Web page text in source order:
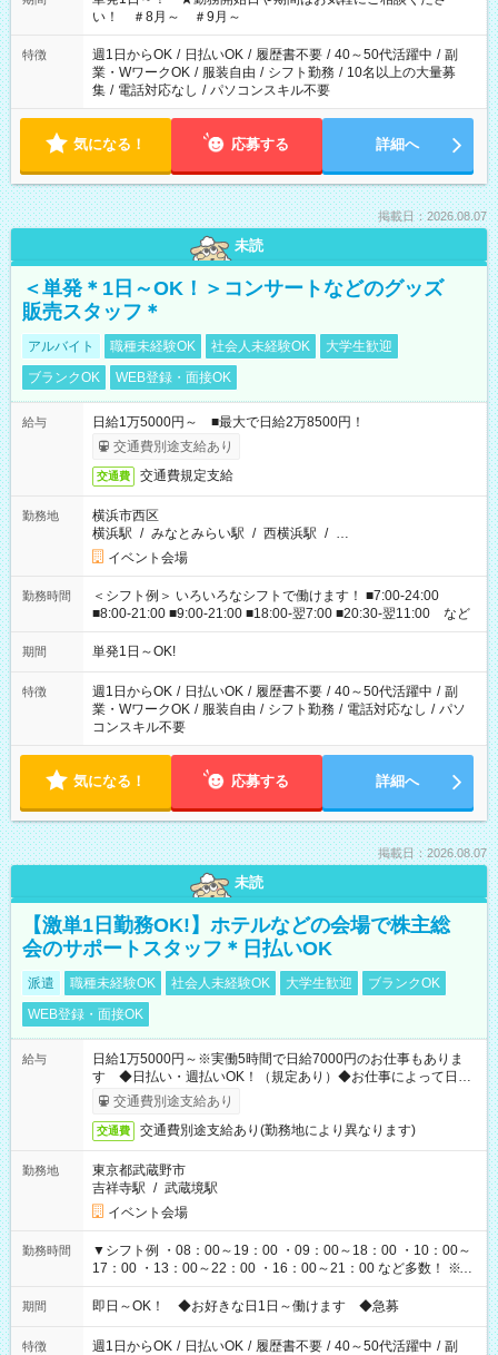
い！ ＃8月～ ＃9月～
特徴 週1日からOK / 日払いOK / 履歴書不要 / 40～50代活躍中 / 副
業・WワークOK / 服装自由 / シフト勤務 / 10名以上の大量募
集 / 電話対応なし / パソコンスキル不要
気になる！ 応募する 詳細へ
掲載日：2026.08.07
未読
＜単発＊1日～OK！＞コンサートなどのグッズ
販売スタッフ＊
アルバイト 職種未経験OK 社会人未経験OK
大学生歓迎
ブランクOK
WEB登録・面接OK
給与
日給1万5000円～ ■最大で日給2万8500円！
交通費別途支給あり
交通費 交通費規定支給
勤務地
横浜市西区
横浜駅 / みなとみらい駅 / 西横浜駅 / …
イベント会場
勤務時間
＜シフト例＞ いろいろなシフトで働けます！ ■7:00-24:00
■8:00-21:00 ■9:00-21:00 ■18:00-翌7:00 ■20:30-翌11:00 など
期間 単発1日～OK!
特徴 週1日からOK / 日払いOK / 履歴書不要 / 40～50代活躍中 / 副
業・WワークOK / 服装自由 / シフト勤務 / 電話対応なし / パソ
コンスキル不要
気になる！ 応募する 詳細へ
掲載日：2026.08.07
未読
【激単1日勤務OK!】ホテルなどの会場で株主総
会のサポートスタッフ＊日払いOK
派遣 職種未経験OK 社会人未経験OK 大学生歓迎
ブランクOK
WEB登録・面接OK
給与
日給1万5000円～※実働5時間で日給7000円のお仕事もありま
す ◆日払い・週払いOK！（規定あり）◆お仕事によって日給
も異なります
交通費別途支給あり
交通費 交通費別途支給あり(勤務地により異なります)
勤務地
東京都武蔵野市
吉祥寺駅 / 武蔵境駅
イベント会場
勤務時間
▼シフト例 ・08：00～19：00 ・09：00～18：00 ・10：00～
17：00 ・13：00～22：00 ・16：00～21：00 など多数！ ※お
仕事により勤務時間が異なります
期間 即日～OK！ ◆お好きな日1日～働けます ◆急募
特徴 週1日からOK / 日払いOK / 履歴書不要 / 40～50代活躍中 / 副